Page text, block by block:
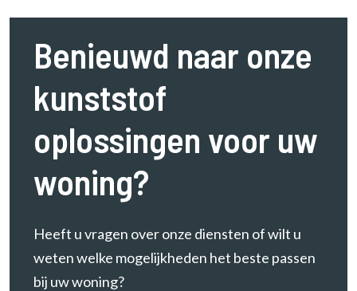
Benieuwd naar onze
kunststof
oplossingen voor uw
woning?
Heeft u vragen over onze diensten of wilt u
weten welke mogelijkheden het beste passen
bij uw woning?